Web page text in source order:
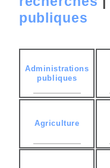
publiques
Administrations
publiques
Agriculture